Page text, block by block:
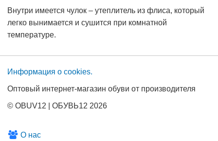
Внутри имеется чулок – утеплитель из флиса, который
легко вынимается и сушится при комнатной
температуре.
Информация о сооkies.
Оптовый интернет-магазин обуви от производителя
© OBUV12 | ОБУВЬ12 2026
О нас